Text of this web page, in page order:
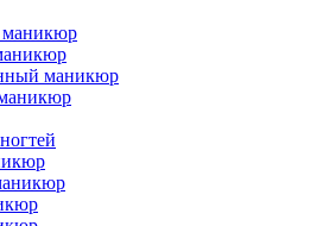
маникюр
маникюр